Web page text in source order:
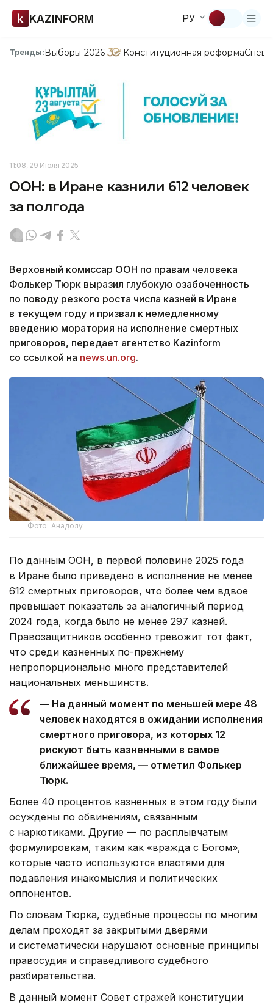
KAZINFORM РУ
Тренды:Выборы-2026 Конституционная реформа
11:08, 29 Июля 2025
ООН: в Иране казнили 612 человек
за полгода
Верховный комиссар ООН по правам человека
Фолькер Тюрк выразил глубокую озабоченность
по поводу резкого роста числа казней в Иране
в текущем году и призвал к немедленному
введению моратория на исполнение смертных
приговоров, передает агентство Kazinform
со ссылкой на news.un.org.
Фото: Анадолу
По данным ООН, в первой половине 2025 года
в Иране было приведено в исполнение не менее
612 смертных приговоров, что более чем вдвое
превышает показатель за аналогичный период
2024 года, когда было не менее 297 казней.
Правозащитников особенно тревожит тот факт,
что среди казненных по-прежнему
непропорционально много представителей
национальных меньшинств.
— На данный момент по меньшей мере 48
человек находятся в ожидании исполнения
смертного приговора, из которых 12
рискуют быть казненными в самое
ближайшее время, — отметил Фолькер
Тюрк.
Более 40 процентов казненных в этом году были
осуждены по обвинениям, связанным
с наркотиками. Другие — по расплывчатым
формулировкам, таким как «вражда с Богом»,
которые часто используются властями для
подавления инакомыслия и политических
оппонентов.
По словам Тюрка, судебные процессы по многим
делам проходят за закрытыми дверями
и систематически нарушают основные принципы
правосудия и справедливого судебного
разбирательства.
В данный момент Совет стражей конституции